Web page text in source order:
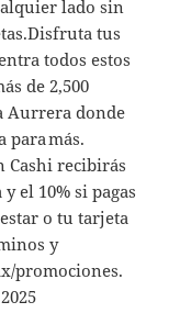
lado sin
tus
todos estos
de 2,500
Aurrera donde
para más.
Cashi recibirás
el 10% si pagas
o tu tarjeta
y
promociones.